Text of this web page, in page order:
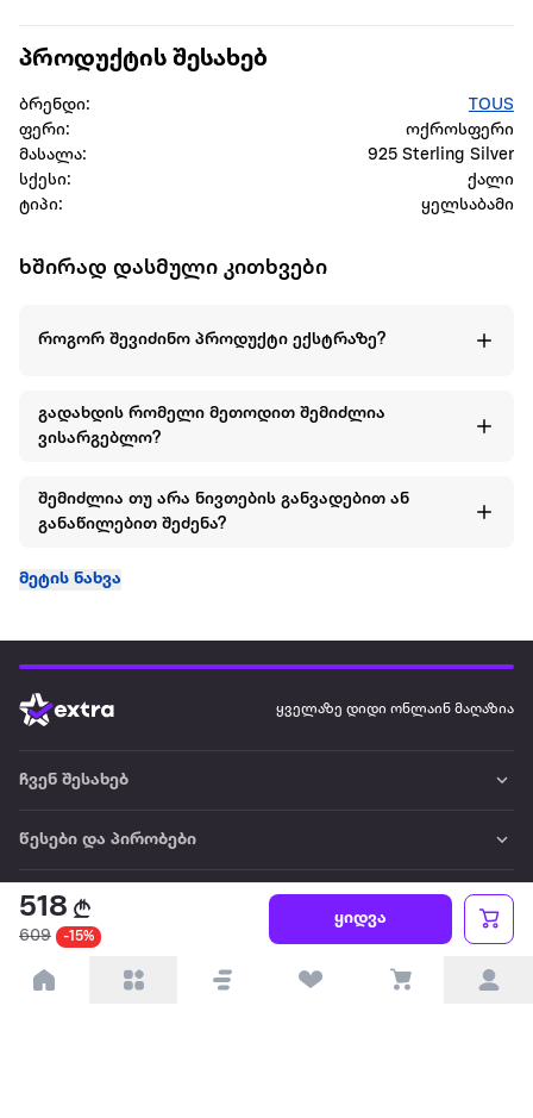
518
609 -15%
ყიდვა
პროდუქტის შესახებ
ბრენდი:
TOUS
ფერი:
ოქროსფერი
მასალა:
925 Sterling Silver
სქესი:
ქალი
ტიპი:
ყელსაბამი
ხშირად დასმული კითხვები
როგორ შევიძინო პროდუქტი ექსტრაზე?
გადახდის რომელი მეთოდით შემიძლია
ვისარგებლო?
შემიძლია თუ არა ნივთების განვადებით ან
განაწილებით შეძენა?
მეტის ნახვა
ყველაზე დიდი ონლაინ მაღაზია
ჩვენ შესახებ
წესები და პირობები
პარტნიორებისთვის